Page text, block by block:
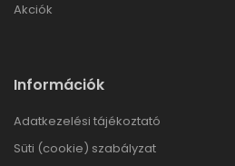
Akciók
Információk
Adatkezelési tájékoztató
Süti (cookie) szabályzat